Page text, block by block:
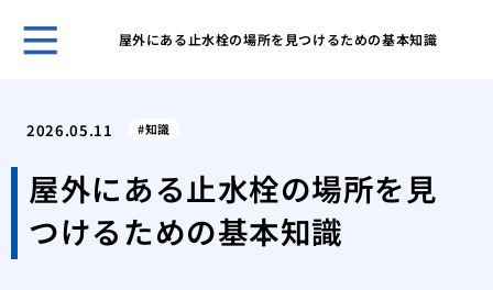
屋外にある止水栓の場所を見つけるための基本知識
2026.05.11 知識
屋外にある止水栓の場所を見
つけるための基本知識